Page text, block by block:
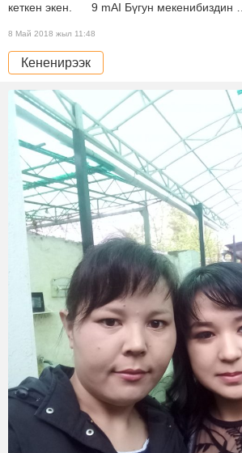
кеткен экен. 9 mAI Бүгун мекенибиздин …
8 Май 2018 жыл 11:48
Кененирээк